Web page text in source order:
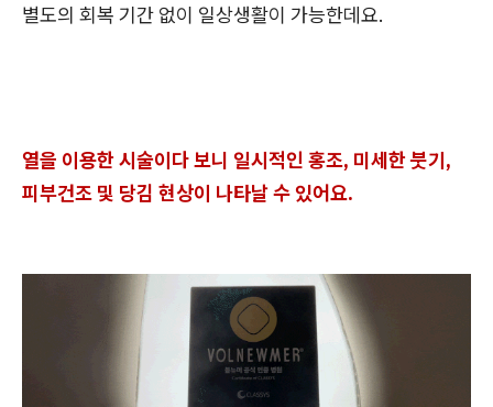
별도의 회복 기간 없이 일상생활이 가능한데요.
열을 이용한 시술이다 보니 일시적인 홍조, 미세한 붓기,
피부건조 및 당김 현상이 나타날 수 있어요.